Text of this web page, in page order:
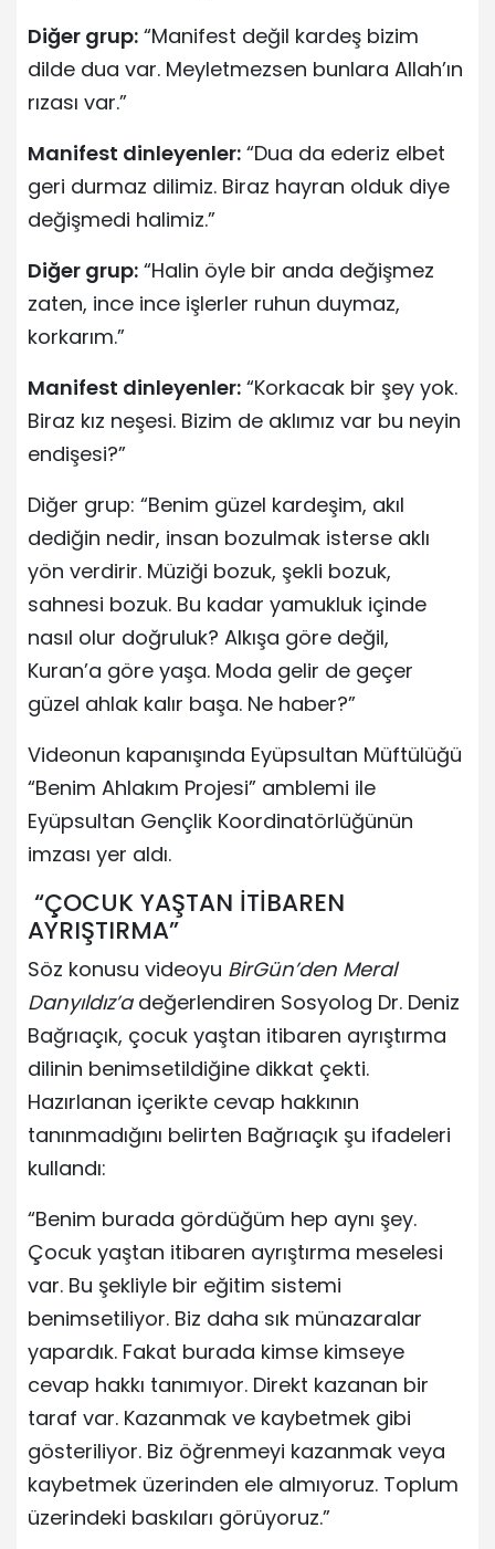
Diğer grup: “Manifest değil kardeş bizim
dilde dua var. Meyletmezsen bunlara Allah’ın
rızası var.”
Manifest dinleyenler: “Dua da ederiz elbet
geri durmaz dilimiz. Biraz hayran olduk diye
değişmedi halimiz.”
Diğer grup: “Halin öyle bir anda değişmez
zaten, ince ince işlerler ruhun duymaz,
korkarım.”
Manifest dinleyenler: “Korkacak bir şey yok.
Biraz kız neşesi. Bizim de aklımız var bu neyin
endişesi?”
Diğer grup: “Benim güzel kardeşim, akıl
dediğin nedir, insan bozulmak isterse aklı
yön verdirir. Müziği bozuk, şekli bozuk,
sahnesi bozuk. Bu kadar yamukluk içinde
nasıl olur doğruluk? Alkışa göre değil,
Kuran’a göre yaşa. Moda gelir de geçer
güzel ahlak kalır başa. Ne haber?”
Videonun kapanışında Eyüpsultan Müftülüğü
“Benim Ahlakım Projesi” amblemi ile
Eyüpsultan Gençlik Koordinatörlüğünün
imzası yer aldı.
“ÇOCUK YAŞTAN İTİBAREN
AYRIŞTIRMA”
Söz konusu videoyu BirGün’den Meral
Danyıldız’adeğerlendiren Sosyolog Dr. Deniz
Bağrıaçık, çocuk yaştan itibaren ayrıştırma
dilinin benimsetildiğine dikkat çekti.
Hazırlanan içerikte cevap hakkının
tanınmadığını belirten Bağrıaçık şu ifadeleri
kullandı:
“Benim burada gördüğüm hep aynı şey.
Çocuk yaştan itibaren ayrıştırma meselesi
var. Bu şekliyle bir eğitim sistemi
benimsetiliyor. Biz daha sık münazaralar
yapardık. Fakat burada kimse kimseye
cevap hakkı tanımıyor. Direkt kazanan bir
taraf var. Kazanmak ve kaybetmek gibi
gösteriliyor. Biz öğrenmeyi kazanmak veya
kaybetmek üzerinden ele almıyoruz. Toplum
üzerindeki baskıları görüyoruz.”